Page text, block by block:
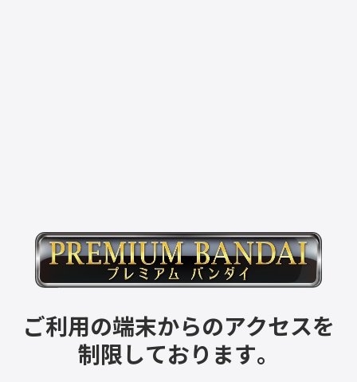
ご利用の端末からのアクセスを
制限しております。